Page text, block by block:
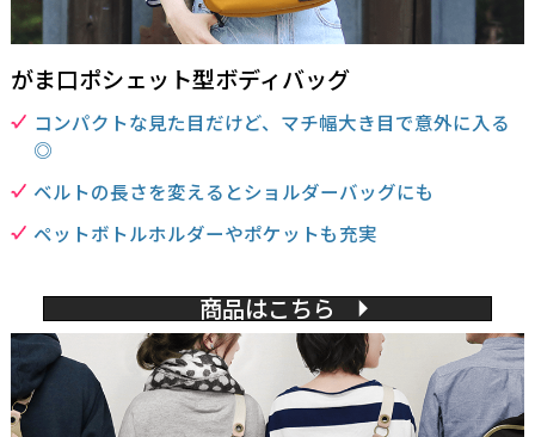
がま口ポシェット型ボディバッグ
コンパクトな見た目だけど、マチ幅大き目で意外に入る
◎
ベルトの長さを変えるとショルダーバッグにも
ペットボトルホルダーやポケットも充実
商品はこちら